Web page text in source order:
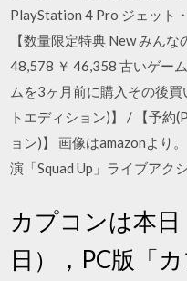
PlayStation 4 Pro ジェット
【数量限定特典 New みん
48,578 ￥ 46,358 古いゲー
ムを3ヶ月前に購入その後
トエディション)】 / 【予約
ョン)】 画像はamazonより
演「Squad Up」ライブアク
カプコンは本
日），PC版「